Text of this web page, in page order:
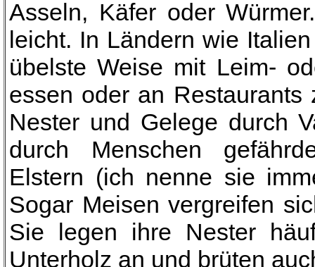
Asseln, Käfer oder
leicht. In Ländern wie
übelste Weise mit Leim-
essen oder an
Nester und Gelege durch
durch Menschen
Elstern (ich nenne sie
Sogar Meisen vergreifen
Sie legen ihre Nester
Unterholz an und brüten